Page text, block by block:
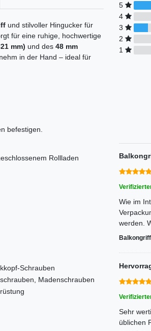
und stilvoller Hingucker für
für eine ruhige, hochwertige
mm) und des 48 mm
in der Hand – ideal für
befestigen.
Rollladen
Schrauben
Madenschrauben
5
4
3
2
1
Wie im
werden.
Balkongriff
Sehr
üblichen